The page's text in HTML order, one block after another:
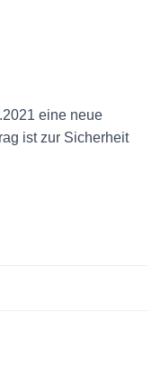
eine neue
ist zur Sicherheit